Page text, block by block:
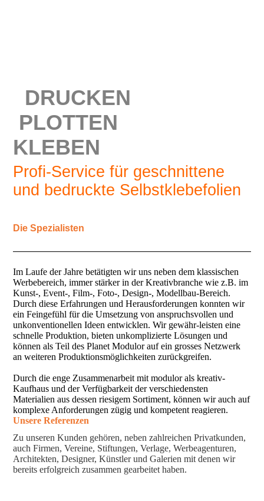
DRUCKEN
PLOTTEN
KLEBEN
Profi-Service für geschnittene
und bedruckte Selbstklebefolien
Die Spezialisten
Im Laufe der Jahre betätigten wir uns neben dem klassischen
Werbebereich, immer stärker in der Kreativbranche wie z.B. im
Kunst-, Event-, Film-, Foto-, Design-, Modellbau-Bereich.
Durch diese Erfahrungen und Herausforderungen konnten wir
ein Feingefühl für die Umsetzung von anspruchsvollen und
unkonventionellen Ideen entwicklen. Wir gewähr-leisten eine
schnelle Produktion, bieten unkomplizierte Lösungen und
können als Teil des Planet Modulor auf ein grosses Netzwerk
an weiteren Produktionsmöglichkeiten zurückgreifen.
Durch die enge Zusammenarbeit mit modulor als kreativ-
Kaufhaus und der Verfügbarkeit der verschiedensten
Materialien aus dessen riesigem Sortiment, können wir auch auf
komplexe Anforderungen zügig und kompetent reagieren.
Unsere Referenzen
Zu unseren Kunden gehören, neben zahlreichen Privatkunden,
auch Firmen, Vereine, Stiftungen, Verlage, Werbeagenturen,
Architekten, Designer, Künstler und Galerien mit denen wir
bereits erfolgreich zusammen gearbeitet haben.